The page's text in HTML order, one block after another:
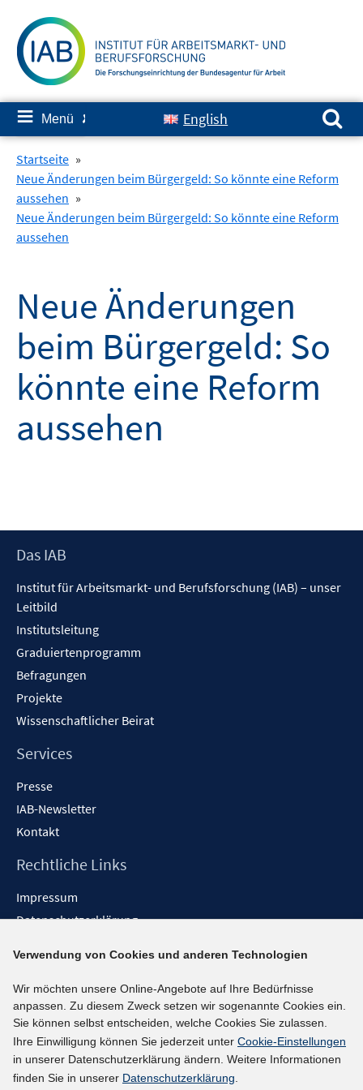
zum
Inhalt
≡ Menü ✘ English
Suchen nach:
Startseite »
Neue Änderungen beim Bürgergeld: So könnte eine Reform
aussehen »
Neue Änderungen beim Bürgergeld: So könnte eine Reform
aussehen
Neue Änderungen
beim Bürgergeld: So
könnte eine Reform
aussehen
Footer
Das IAB
Institut für Arbeitsmarkt- und Berufsforschung (IAB) – unser
Leitbild
Institutsleitung
Graduiertenprogramm
Befragungen
Projekte
Wissenschaftlicher Beirat
Services
Presse
IAB-Newsletter
Kontakt
Rechtliche Links
Impressum
Datenschutzerklärung
Barrieren melden
Social-Media-Kanäle
BlueSky
YouTube
LinkedIn
Verwendung von Cookies und anderen Technologien
Wir möchten unsere Online-Angebote auf Ihre Bedürfnisse
anpassen. Zu diesem Zweck setzen wir sogenannte Cookies ein.
Sie können selbst entscheiden, welche Cookies Sie zulassen.
Ihre Einwilligung können Sie jederzeit unter Cookie-Einstellungen
in unserer Datenschutzerklärung ändern. Weitere Informationen
finden Sie in unserer Datenschutzerklärung.